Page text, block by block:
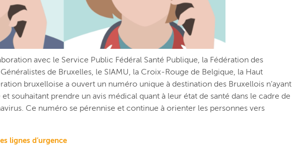
avec le Service Public Fédéral Santé Publique, la Fédération des
de Bruxelles, le SIAMU, la Croix-Rouge de Belgique, la Haut
bruxelloise a ouvert un numéro unique à destination des Bruxellois n’ayant
souhaitant prendre un avis médical quant à leur état de santé dans le cadre de
Ce numéro se pérennise et continue à orienter les personnes vers
lignes d’urgence